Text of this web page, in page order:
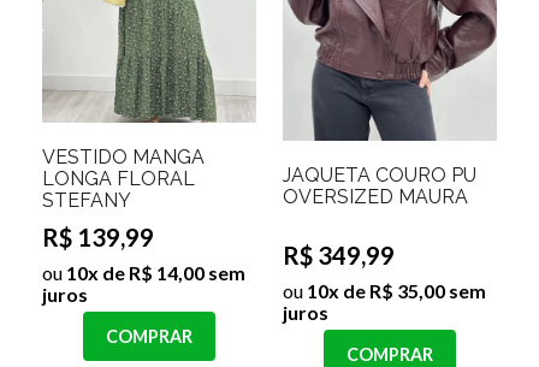
VESTIDO MANGA
LONGA FLORAL
STEFANY
R$ 139,99
ou 10x de R$ 14,00 sem
juros
COMPRAR
JAQUETA COURO PU
OVERSIZED MAURA
R$ 349,99
ou 10x de R$ 35,00 sem
juros
COMPRAR